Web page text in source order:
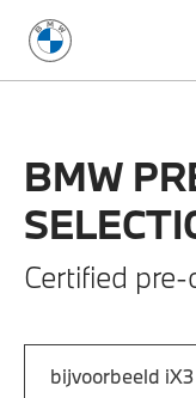
BMW
Certified
Zoek naar een